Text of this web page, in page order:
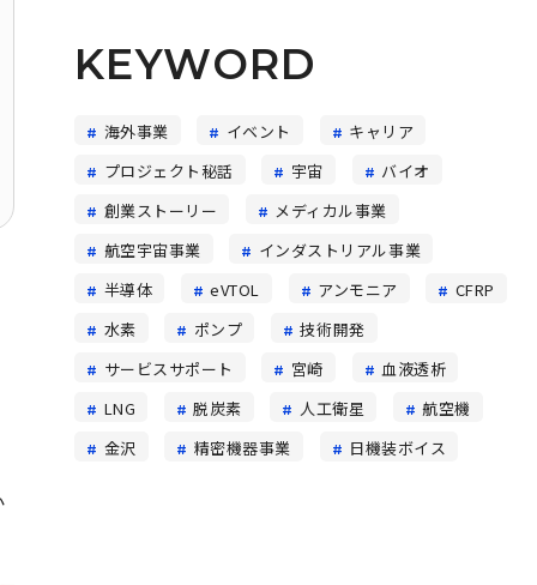
KEYWORD
海外事業 イベント
キャリア
プロジェクト秘話
宇宙
バイオ
創業ストーリー
メディカル事業
航空宇宙事業
インダストリアル事業
半導体
eVTOL アンモニア
CFRP
水素
ポンプ
技術開発
サービスサポート
宮崎
血液透析
LNG
脱炭素 人工衛星
航空機
金沢
精密機器事業 日機装ボイス